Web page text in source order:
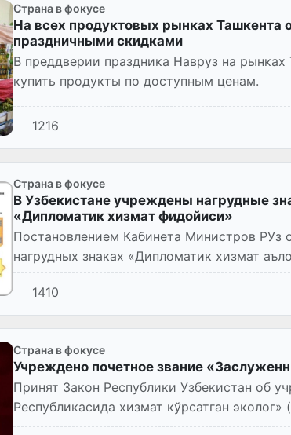
Страна в фокусе
На всех продуктовых рынках Ташкента
праздничными скидками
В преддверии праздника Навруз на
купить продукты по доступным ценам.
1216
Страна в фокусе
В Узбекистане учреждены нагрудные
«Дипломатик хизмат фидойиси»
Постановлением Кабинета Министров
нагрудных знаках «Дипломатик хизмат
1410
Страна в фокусе
Учреждено почетное звание
Принят Закон Республики Узбекистан об
Республикасида хизмат кўрсатган
Узбекистан») за № ЗРУ-1048 от...